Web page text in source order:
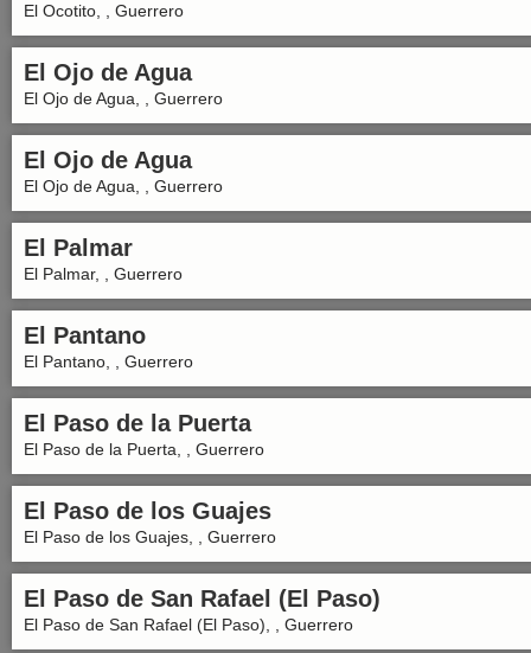
El Ocotito, , Guerrero
El Ojo de Agua
El Ojo de Agua, , Guerrero
El Ojo de Agua
El Ojo de Agua, , Guerrero
El Palmar
El Palmar, , Guerrero
El Pantano
El Pantano, , Guerrero
El Paso de la Puerta
El Paso de la Puerta, , Guerrero
El Paso de los Guajes
El Paso de los Guajes, , Guerrero
El Paso de San Rafael (El Paso)
El Paso de San Rafael (El Paso), , Guerrero